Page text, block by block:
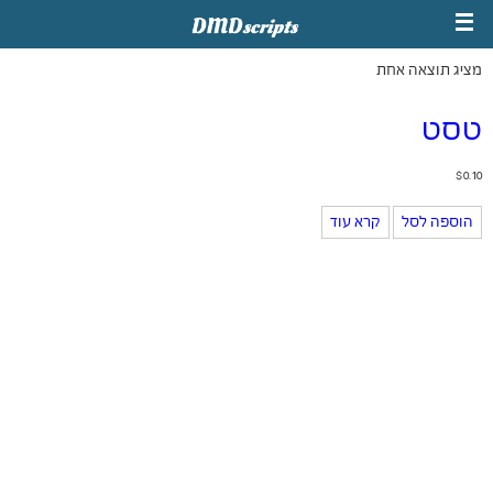
מציג תוצאה אחת
טסט
$0.10
הוספה לסל קרא עוד